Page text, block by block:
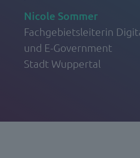
Nicole Sommer
Fachgebietsleiterin
und E-Government
Stadt Wuppertal